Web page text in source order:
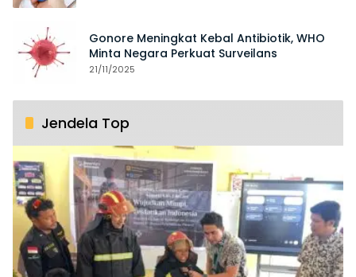
Gonore Meningkat Kebal Antibiotik, WHO
Minta Negara Perkuat Surveilans
21/11/2025
Jendela Top